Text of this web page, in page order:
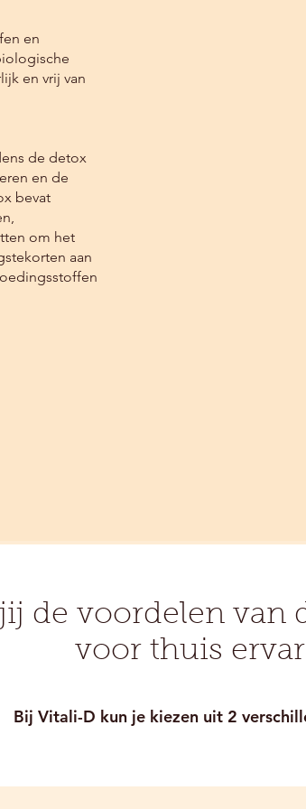
haar, huid en nagels​
en
en vrij van
de detox
en de
bevat
om het
aan
de voordelen van
voor thuis
Bij Vitali-D kun je kiezen uit 2